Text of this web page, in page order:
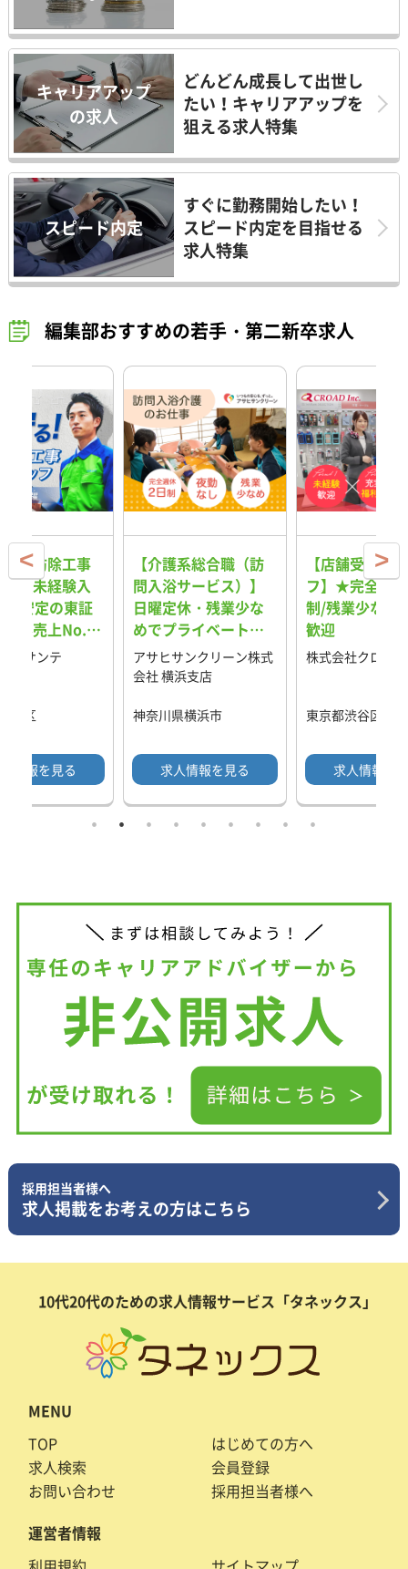
キャリアアップ
の求人
どんどん成長して出世し
たい！キャリアアップを
狙える求人特集
スピード内定
すぐに勤務開始したい！
スピード内定を目指せる
求人特集
編集部おすすめの若手・第二新卒求人
！防除工事
（未経験入
）安定の東証
界売上No.1
！1年目から
アサンテ
宿区
情報を見る
【介護系総合職（訪
問入浴サービス）】
日曜定休・残業少な
めでプライベートも
充実！IT×ロボット
導入で新しい時代を
アサヒサンクリーン株式
会社 横浜支店
神奈川県横浜市
求人情報を見る
【店舗受付ス
フ】★完全週
制/残業少なめ
歓迎
株式会社クロード
東京都渋谷区
求人情報を
採用担当者様へ
求人掲載をお考えの方はこちら
10代20代のための求人情報サービス「タネックス」
MENU
TOP
はじめての方へ
求人検索
会員登録
お問い合わせ
採用担当者様へ
運営者情報